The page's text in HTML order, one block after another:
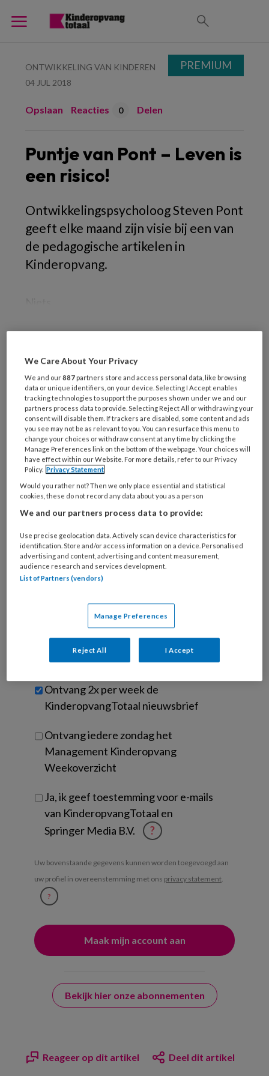
ONTWIKKELING VAN KINDEREN
04 JUL 2018
Opslaan Reacties 0 Delen
Puntje van Pont – Leven is
een risico!
Ontwikkelingspsycholoog Steven Pont
geeft elke maand zijn visie bij een van
de pedagogische artikelen in
Kinderopvang.
REGISTREREN
Wil je dit artikel lezen?
Maak gratis een account aan en lees 2
artikelen gratis per maand
Al een account of abonnement?Log dan in
Wat
e-
mailadres?
* *
Kies
je
wachtwoord* *
organisatie
werk
je?
Untitled
Ontvang 2x per week de
KinderopvangTotaal nieuwsbrief
Ontvang iedere zondag het
Management Kinderopvang
Weekoverzicht
Ja, ik geef toestemming voor e-mails
van KinderopvangTotaal en
Springer Media B.V.
?
Uw bovenstaande gegevens kunnen worden toegevoegd aan
uw profiel in overeenstemming met ons privacy statement.
?
Bekijk hier onze abonnementen
PREMIUM
Reageer op dit artikel Deel dit artikel
We Care About Your Privacy
We and our887 partners store and access personal data, like browsing
data or unique identifiers, on your device. Selecting I Accept enables
tracking technologies to support the purposes shown under we and our
partners process data to provide. Selecting Reject All or withdrawing your
consent will disable them. If trackers are disabled, some content and ads
you see may not be as relevant to you. You can resurface this menu to
change your choices or withdraw consent at any time by clicking the
Manage Preferences link on the bottom of the webpage. Your choices will
have effect within our Website. For more details, refer to our Privacy
Policy. Privacy Statement
Would you rather not? Then we only place essential and statistical
cookies, these do not record any data about you as a person
We and our partners process data to provide:
Use precise geolocation data. Actively scan device characteristics for
identification. Store and/or access information on a device. Personalised
advertising and content, advertising and content measurement,
audience research and services development.
List of Partners (vendors)
Manage Preferences
Reject All I Accept